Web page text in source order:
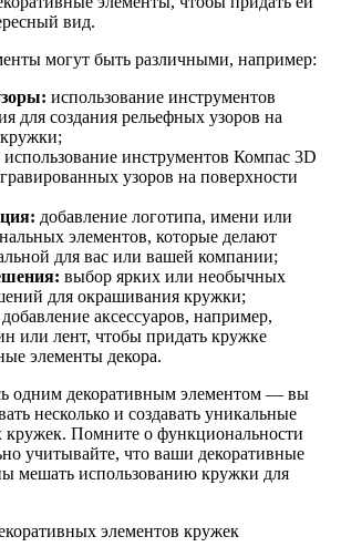
вид.
могут быть различными, например:
использование инструментов
для создания рельефных узоров на
использование инструментов Компас 3D
узоров на поверхности
добавление логотипа, имени или
элементов, которые делают
для вас или вашей компании;
выбор ярких или необычных
для окрашивания кружки;
добавление аксессуаров, например,
или лент, чтобы придать кружке
элементы декора.
одним декоративным элементом — вы
несколько и создавать уникальные
кружек. Помните о функциональности
учитывайте, что ваши декоративные
мешать использованию кружки для
элементов кружек